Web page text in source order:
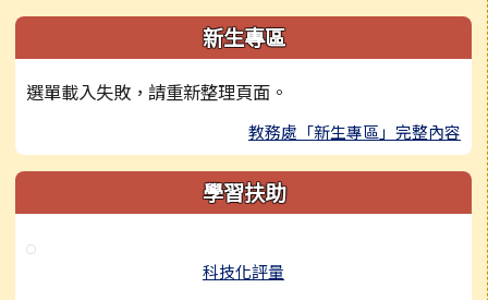
新生專區
選單載入失敗，請重新整理頁面。
教務處「新生專區」完整內容
學習扶助
科技化評量